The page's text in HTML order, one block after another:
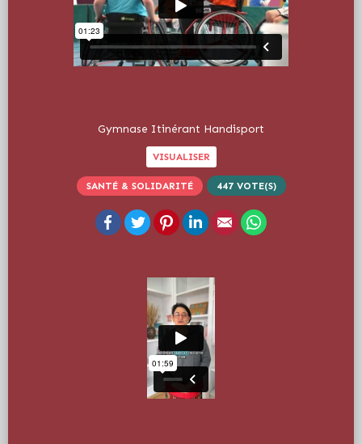
Gymnase Itinérant Handisport
VISUALISER
SANTÉ & SOLIDARITÉ 447VOTE(S)
FacebookTwitter PinterestLinkedInEmail